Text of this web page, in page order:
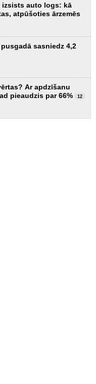
izsists auto logs: kā
atpūšoties ārzemēs
sasniedz 4,2
Ar apdzīšanu
pieaudzis par 66%
12